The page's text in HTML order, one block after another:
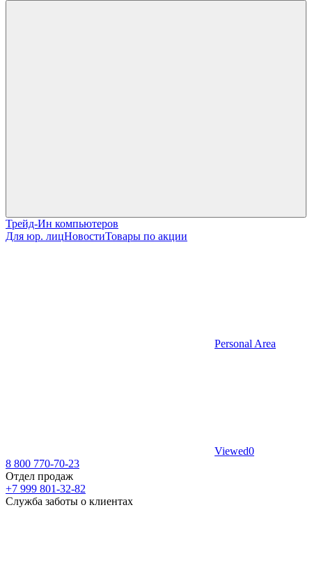
Трейд-Ин компьютеров
Для юр. лицНовостиТовары по акции
Personal Area
Viewed0
8 800 770-70-23
Отдел продаж
+7 999 801-32-82
Служба заботы о клиентах